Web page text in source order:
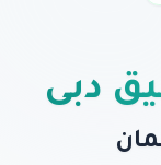
دبي